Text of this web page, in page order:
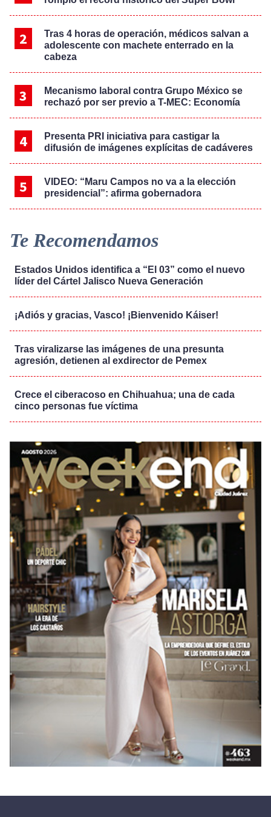
Tras 4 horas de operación, médicos salvan a
adolescente con machete enterrado en la
cabeza
Mecanismo laboral contra Grupo México se
rechazó por ser previo a T-MEC: Economía
Presenta PRI iniciativa para castigar la
difusión de imágenes explícitas de cadáveres
VIDEO: “Maru Campos no va a la elección
presidencial”: afirma gobernadora
Te Recomendamos
Estados Unidos identifica a “El 03” como el nuevo
líder del Cártel Jalisco Nueva Generación
¡Adiós y gracias, Vasco! ¡Bienvenido Káiser!
Tras viralizarse las imágenes de una presunta
agresión, detienen al exdirector de Pemex
Crece el ciberacoso en Chihuahua; una de cada
cinco personas fue víctima